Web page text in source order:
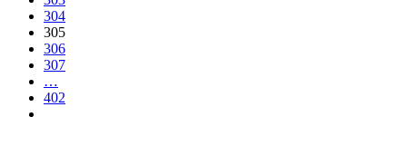
304
305
306
307
…
402